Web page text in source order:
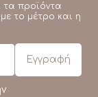
τα προϊόντα
το μέτρο και η